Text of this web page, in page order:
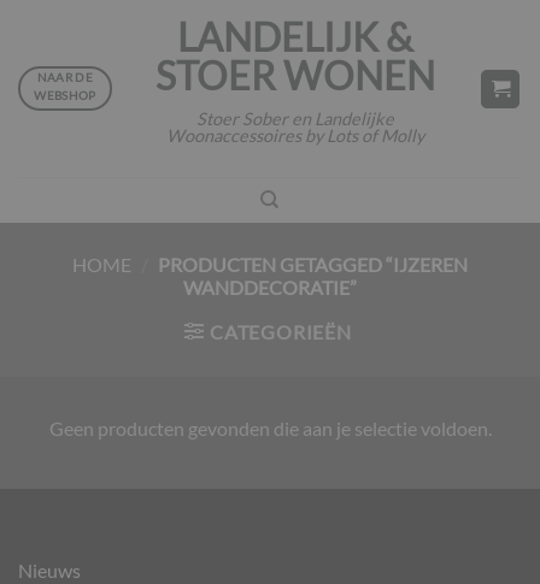
inhoud
LANDELIJK &
STOER WONEN
Stoer Sober en Landelijke
Woonaccessoires by Lots of Molly
NAAR DE
WEBSHOP
HOME
PRODUCTEN GETAGGED “IJZEREN
WANDDECORATIE”
CATEGORIEËN
Geen producten gevonden die aan je selectie voldoen.
Nieuws